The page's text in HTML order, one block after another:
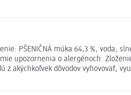
PŠENIČNÁ múka 64,3 %, voda,
upozornenia o alergénoch.
akýchkoľvek dôvodov vyhovovať,